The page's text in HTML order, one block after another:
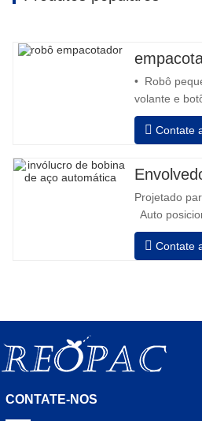
• Robô
volante e
retroceder e
da coluna •
bateria
automático,
aprox
Contate
Projetado
Auto
velocidade,
Contate
CONTATE-NOS